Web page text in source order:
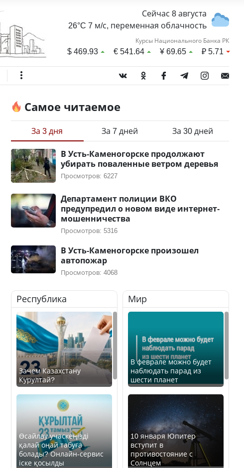
Сейчас 8 августа
26°C 7 м/с, переменная облачность
Курсы Национального Банка РК
$469.93 €541.64 ¥69.65 ₽5.71
Самое читаемое
За 3 дня За 7 дней За 30 дней
В Усть-Каменогорске продолжают
убирать поваленные ветром деревья
Просмотров: 6227
Департамент полиции ВКО
предупредил о новом виде интернет-
мошенничества
Просмотров: 5316
В Усть-Каменогорске произошел
автопожар
Просмотров: 4068
Республика
Зачем Казахстану
Курултай?
Өсайлау учаскеңізді
қалай оңай табуға
болады? Онлайн-сервис
іске қосылды
Мир
В феврале можно будет
наблюдать парад из
шести планет
10 января Юпитер
вступит в
противостояние с
Солнцем